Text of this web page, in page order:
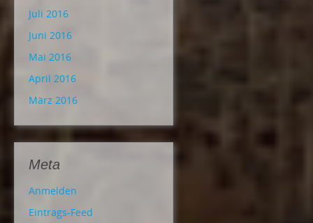
Juli 2016
Juni 2016
Mai 2016
April 2016
März 2016
Meta
Anmelden
Eintrags-Feed